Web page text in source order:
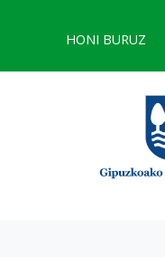
HONI BURUZ